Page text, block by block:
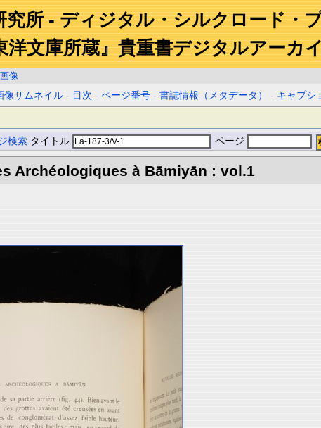
究所 - ディジタル・シルクロード・
洋文庫所蔵』貴重書デジタルアーカ
像
像サムネイル - 目次 -ページ番号 -書誌情報（メタデータ） - キャプシ
検索 タイトル ページ
Archéologiques à Bāmiyān : vol.1